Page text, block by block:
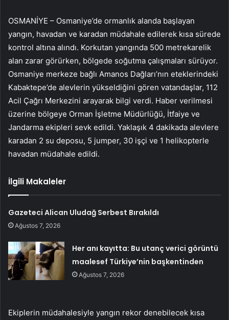
OSMANİYE – Osmaniye’de ormanlık alanda başlayan
yangın, havadan ve karadan müdahale edilerek kısa sürede
kontrol altına alındı. Korkutan yangında 500 metrekarelik
alan zarar görürken, bölgede soğutma çalışmaları sürüyor.
Osmaniye merkeze bağlı Amanos Dağları’nın eteklerindeki
Kabaktepe’de alevlerin yükseldiğini gören vatandaşlar, 112
Acil Çağrı Merkezini arayarak bilgi verdi. Haber verilmesi
üzerine bölgeye Orman İşletme Müdürlüğü, İtfaiye ve
Jandarma ekipleri sevk edildi. Yaklaşık 4 dakikada alevlere
karadan 2 su deposu, 5 jumper, 30 işçi ve 1 helikopterle
havadan müdahale edildi.
İlgili Makaleler
Gazeteci Alican Uludağ Serbest Bırakıldı
Ağustos 7, 2026
Her anı kayıtta: Bu utanç verici görüntü
maalesef Türkiye’nin başkentinden
Ağustos 7, 2026
Ekiplerin müdahalesiyle yangın rekor denebilecek kısa